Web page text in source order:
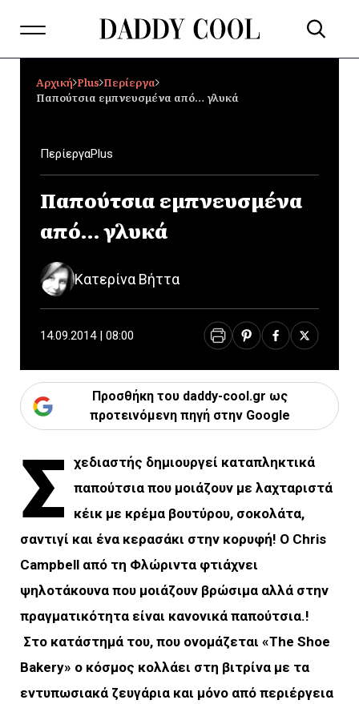
Αρχική Plus Περίεργα
Παπούτσια εμπνευσμένα από… γλυκά
ΠερίεργαPlus
Παπούτσια εμπνευσμένα
από… γλυκά
Κατερίνα Βήττα
14.09.2014 | 08:00
Προσθήκη του daddy-cool.gr ως
προτεινόμενη πηγή στην Google
Σ
χεδιαστής δημιουργεί καταπληκτικά
παπούτσια που μοιάζουν με λαχταριστά
κέικ με κρέμα βουτύρου, σοκολάτα,
σαντιγί και ένα κερασάκι στην κορυφή! Ο Chris
Campbell από τη Φλώριντα φτιάχνει
ψηλοτάκουνα που μοιάζουν βρώσιμα αλλά στην
πραγματικότητα είναι κανονικά παπούτσια.!
Στο κατάστημά του, που ονομάζεται «The Shoe
Bakery» ο κόσμος κολλάει στη βιτρίνα με τα
εντυπωσιακά ζευγάρια και μόνο από περιέργεια